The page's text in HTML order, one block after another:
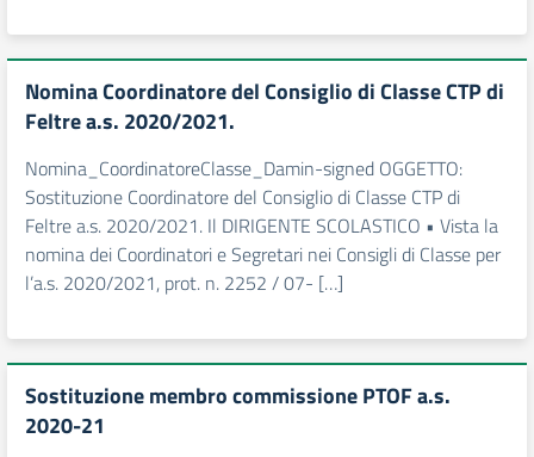
Nomina Coordinatore del Consiglio di Classe CTP di
Feltre a.s. 2020/2021.
Nomina_CoordinatoreClasse_Damin-signed OGGETTO:
Sostituzione Coordinatore del Consiglio di Classe CTP di
Feltre a.s. 2020/2021. Il DIRIGENTE SCOLASTICO • Vista la
nomina dei Coordinatori e Segretari nei Consigli di Classe per
l’a.s. 2020/2021, prot. n. 2252 / 07- […]
Sostituzione membro commissione PTOF a.s.
2020-21